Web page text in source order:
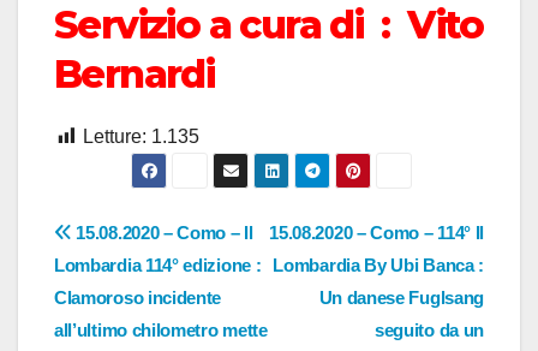
Servizio a cura di : Vito
Bernardi
Letture: 1.135
Navigazione
articoli
15.08.2020 – Como – 114° Il
Lombardia By Ubi Banca :
Un danese Fuglsang
seguito da un
15.08.2020 – Como – Il
Lombardia 114° edizione :
Clamoroso incidente
all’ultimo chilometro mette